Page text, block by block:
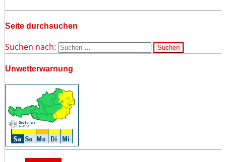
Seite durchsuchen
Suchen nach:
Unwetterwarnung